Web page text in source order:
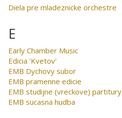
Diela pre mladeznicke orchestre
E
Early Chamber Music
Edicia 'Kvetov'
EMB Dychovy subor
EMB pramenne edicie
EMB studijne (vreckove) partitury
EMB sucasna hudba